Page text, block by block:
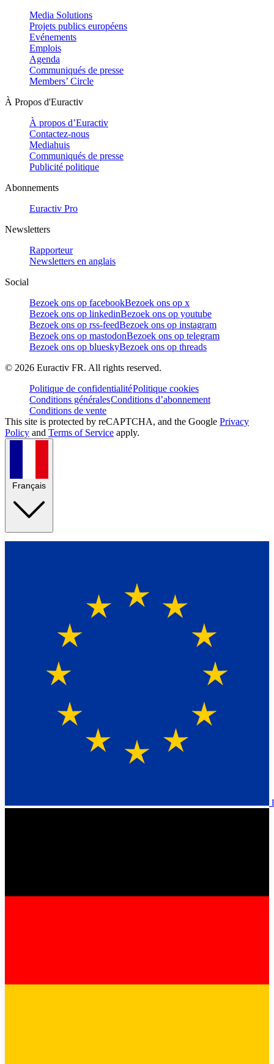
Media Solutions
Projets publics européens
Evénements
Emplois
Agenda
Communiqués de presse
Members’ Circle
À Propos d'Euractiv
À propos d’Euractiv
Contactez-nous
Mediahuis
Communiqués de presse
Publicité politique
Abonnements
Euractiv Pro
Newsletters
Rapporteur
Newsletters en anglais
Social
Bezoek ons op facebookBezoek ons op x
Bezoek ons op linkedinBezoek ons op youtube
Bezoek ons op rss-feedBezoek ons op instagram
Bezoek ons op mastodonBezoek ons op telegram
Bezoek ons op blueskyBezoek ons op threads
© 2026 Euractiv FR. All rights reserved.
Politique de confidentialitéPolitique cookies
Conditions généralesConditions d’abonnement
Conditions de vente
This site is protected by reCAPTCHA, and the Google Privacy
Policy and Terms of Service apply.
Français